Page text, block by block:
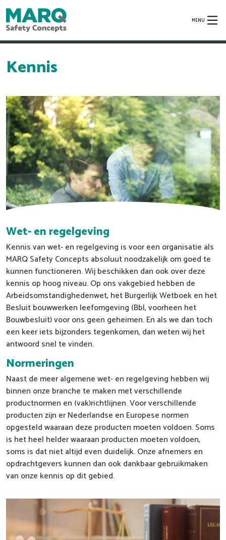
MENU
Kennis
Wet- en regelgeving
Kennis van wet- en regelgeving is voor een organisatie als
MARQ Safety Concepts absoluut noodzakelijk om goed te
kunnen functioneren. Wij beschikken dan ook over deze
kennis op hoog niveau. Op ons vakgebied hebben de
Arbeidsomstandighedenwet, het Burgerlijk Wetboek en het
Besluit bouwwerken leefomgeving (Bbl, voorheen het
Bouwbesluit) voor ons geen geheimen. En als we dan toch
een keer iets bijzonders tegenkomen, dan weten wij het
antwoord snel te vinden.
Normeringen
Naast de meer algemene wet- en regelgeving hebben wij
binnen onze branche te maken met verschillende
productnormen en (vak)richtlijnen. Voor verschillende
producten zijn er Nederlandse en Europese normen
opgesteld waaraan deze producten moeten voldoen. Soms
is het heel helder waaraan producten moeten voldoen,
soms is dat niet altijd even duidelijk. Onze afnemers en
opdrachtgevers kunnen dan ook dankbaar gebruikmaken
van onze kennis op dit gebied.